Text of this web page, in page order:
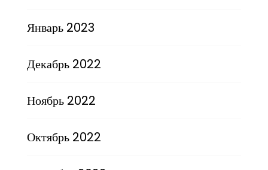
Январь 2023
Декабрь 2022
Ноябрь 2022
Октябрь 2022